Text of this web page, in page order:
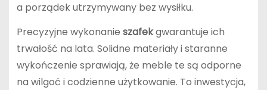
a porządek utrzymywany bez wysiłku.
Precyzyjne wykonanie szafekgwarantuje ich
trwałość na lata. Solidne materiały i staranne
wykończenie sprawiają, że meble te są odporne
na wilgoć i codzienne użytkowanie. To inwestycja,